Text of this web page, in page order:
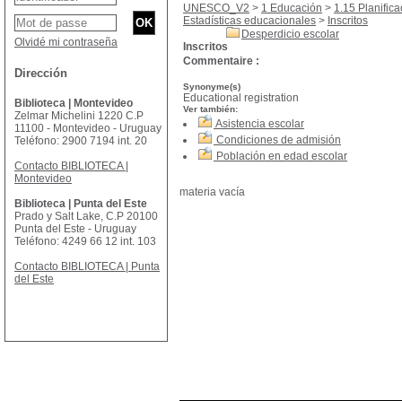
UNESCO_V2 > 1 Educación > 1.15
Estadísticas educacionales > Inscritos
Desperdicio escolar
Inscritos
Commentaire :
Synonyme(s)
Educational registration
Ver también:
Asistencia escolar
Condiciones de admisión
Población en edad escolar
materia vacía
Olvidé mi contraseña
Dirección
Biblioteca | Montevideo
Zelmar Michelini 1220 C.P
11100 - Montevideo - Uruguay
Teléfono: 2900 7194 int. 20
Contacto BIBLIOTECA |
Montevideo
Biblioteca | Punta del Este
Prado y Salt Lake, C.P 20100
Punta del Este - Uruguay
Teléfono: 4249 66 12 int. 103
Contacto BIBLIOTECA | Punta
del Este